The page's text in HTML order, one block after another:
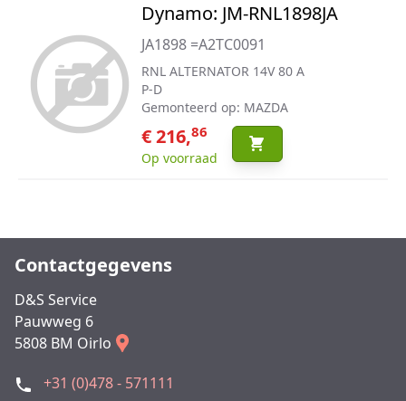
Dynamo: JM-RNL1898JA
JA1898 =A2TC0091
RNL ALTERNATOR 14V 80 A
P-D
Gemonteerd op: MAZDA
€ 216,86
Op voorraad
Contactgegevens
D&S Service
Pauwweg 6
5808 BM Oirlo
+31 (0)478 - 571111